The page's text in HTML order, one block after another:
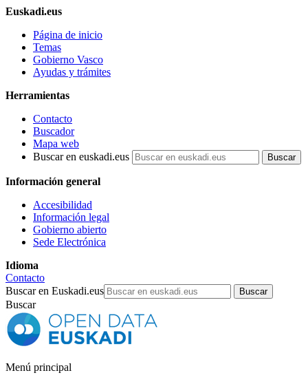
Euskadi.eus
Página de inicio
Temas
Gobierno Vasco
Ayudas y trámites
Herramientas
Contacto
Buscador
Mapa web
Buscar en euskadi.eus
Información general
Accesibilidad
Información legal
Gobierno abierto
Sede Electrónica
Idioma
Contacto
Buscar en Euskadi.eus
Buscar
Menú principal